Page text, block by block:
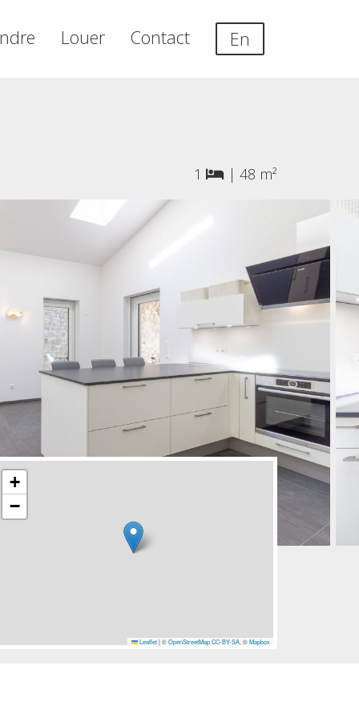
Louer Contact En
1 | 48 m²
+
−
Leaflet |©OpenStreetMap CC-BY-SA, ©Mapbox